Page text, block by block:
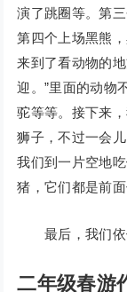
演了跳圈等。第
第四个上场黑熊
来到了看动物的
迎。”里面的动物
驼等等。接下来
狮子，不过一会
我们到一片空地
猪，它们都是前面
最后，我们依
二年级春游